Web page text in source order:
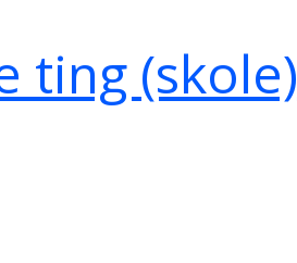
ting (skole)